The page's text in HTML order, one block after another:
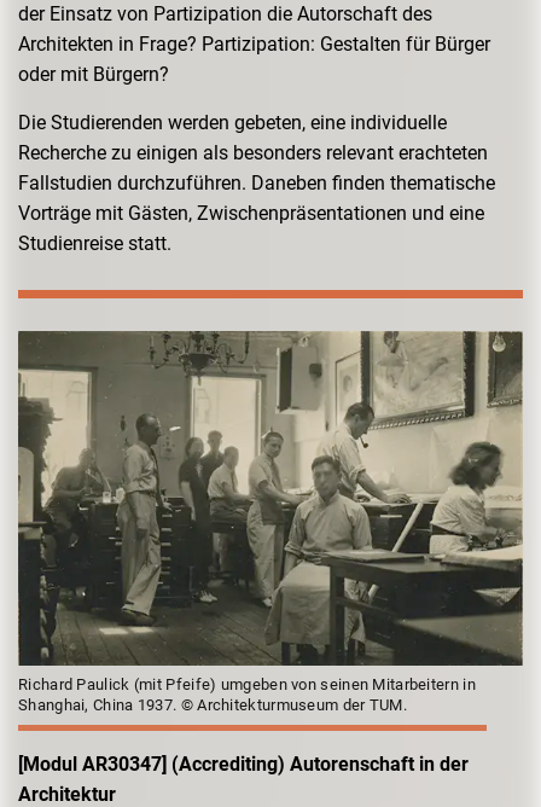
der Einsatz von Partizipation die Autorschaft des
Architekten in Frage? Partizipation: Gestalten für Bürger
oder mit Bürgern?
Die Studierenden werden gebeten, eine individuelle
Recherche zu einigen als besonders relevant erachteten
Fallstudien durchzuführen. Daneben finden thematische
Vorträge mit Gästen, Zwischenpräsentationen und eine
Studienreise statt.
Richard Paulick (mit Pfeife) umgeben von seinen Mitarbeitern in
Shanghai, China 1937. © Architekturmuseum der TUM.
[Modul AR30347] (Accrediting) Autorenschaft in der
Architektur